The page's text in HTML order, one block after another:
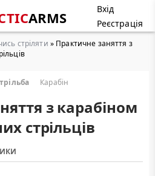
ARMS
Вхід
Реєстрація
стріляти » Практичне заняття з
Карабін
з карабіном
стрільців